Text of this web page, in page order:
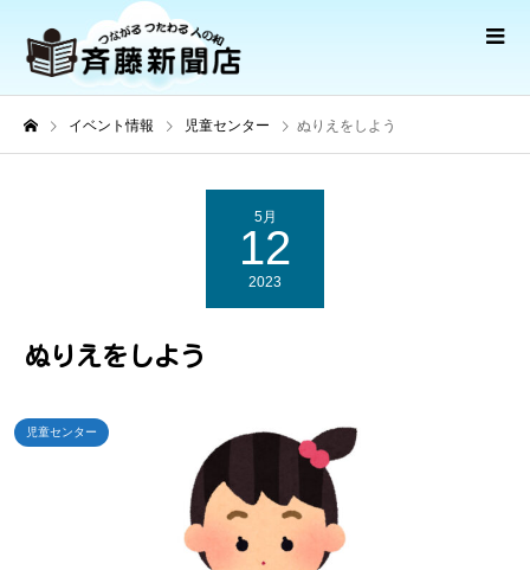
イベント情報 児童センター ぬりえをしよう
5月
12
2023
ぬりえをしよう
児童センター